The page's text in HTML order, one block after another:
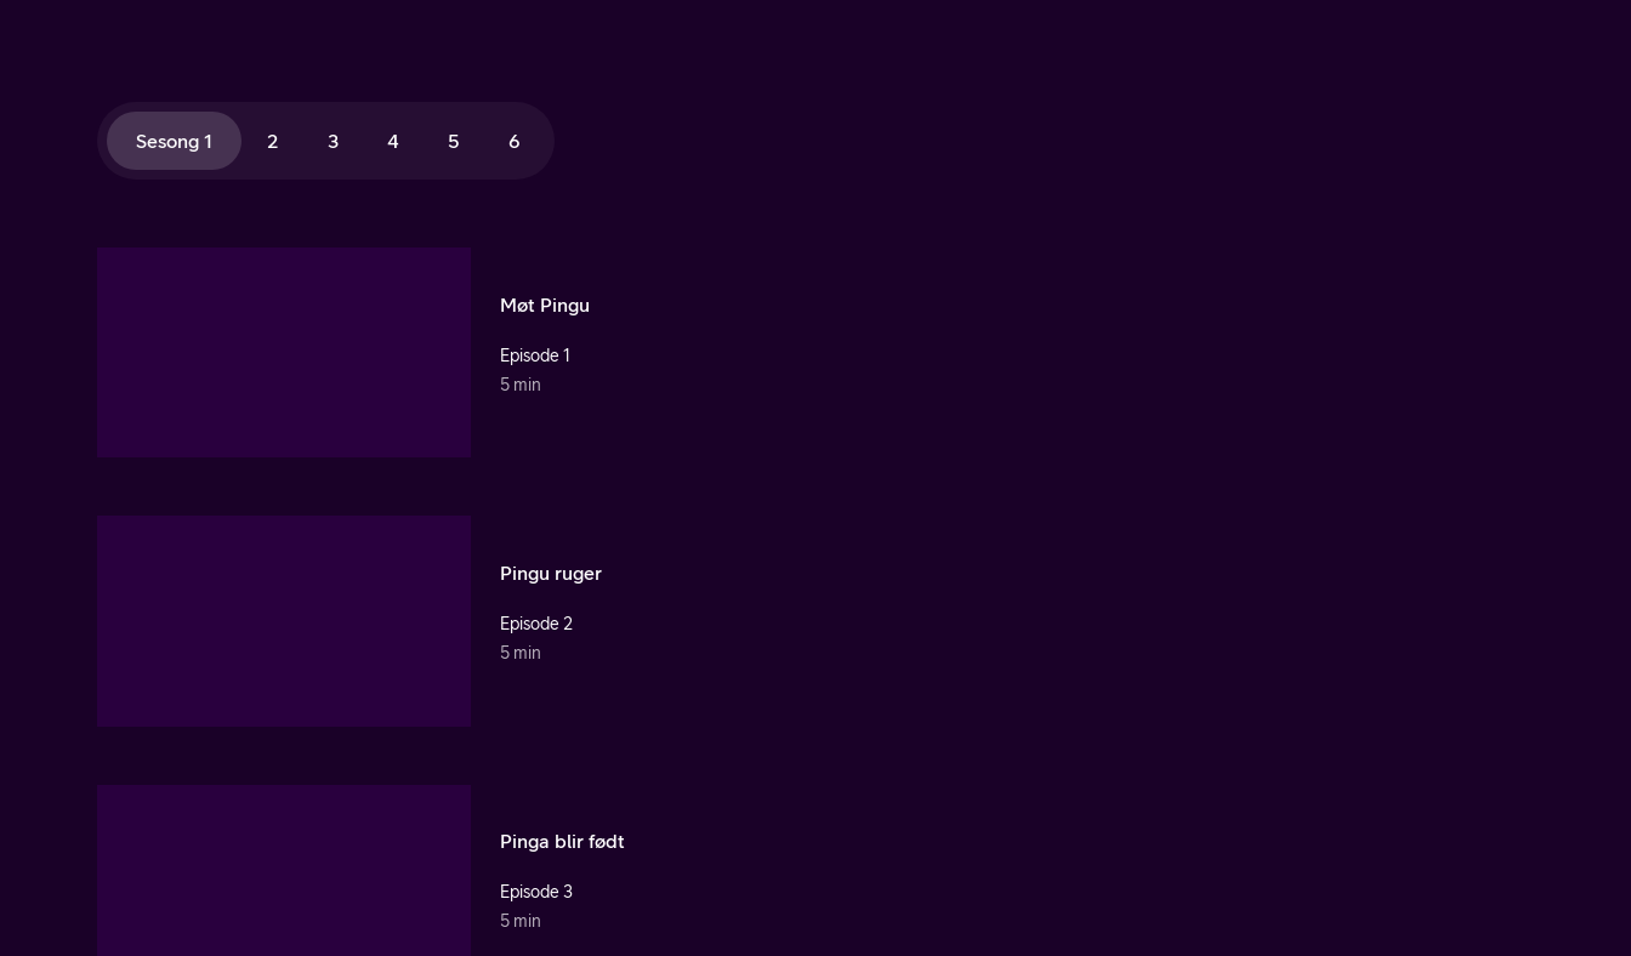
Sesong 1 2 3 4 5 6
Møt Pingu
Episode 1
5 min
Pingu ruger
Episode 2
5 min
Pinga blir født
Episode 3
5 min